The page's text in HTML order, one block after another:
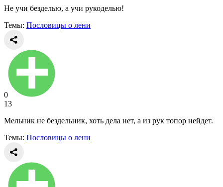
Не учи безделью, а учи рукоделью!
Темы: Пословицы о лени
0
13
Мельник не бездельник, хоть дела нет, а из рук топор нейдет.
Темы: Пословицы о лени